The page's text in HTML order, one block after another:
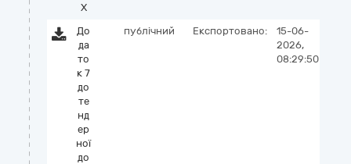
X
До
да
то
к 7
до
те
нд
ер
ної
до
публічний Експортовано:
15-06-
2026,
08:29:50